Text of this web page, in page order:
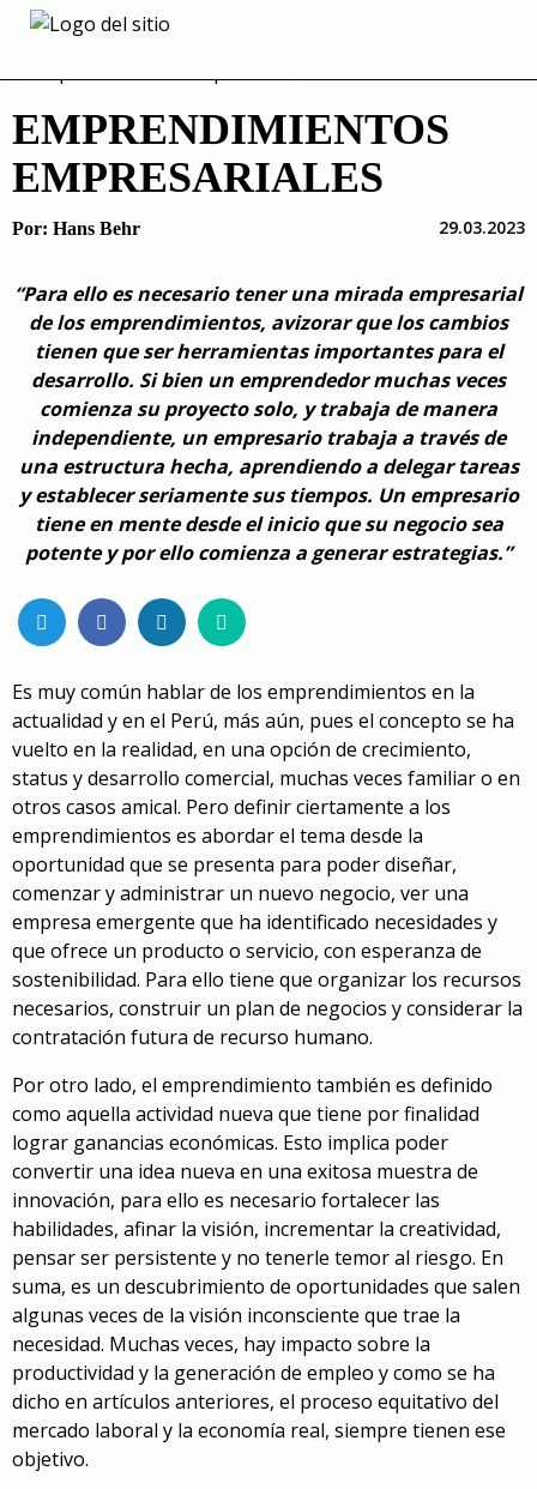
Skip
EMPRENDIMIENTOS
EMPRESARIALES
Por: Hans Behr 29.03.2023
“Para ello es necesario tener una mirada empresarial
de los emprendimientos, avizorar que los cambios
tienen que ser herramientas importantes para el
desarrollo. Si bien un emprendedor muchas veces
comienza su proyecto solo, y trabaja de manera
independiente, un empresario trabaja a través de
una estructura hecha, aprendiendo a delegar tareas
y establecer seriamente sus tiempos. Un empresario
tiene en mente desde el inicio que su negocio sea
potente y por ello comienza a generar estrategias.”
Es muy común hablar de los emprendimientos en la
actualidad y en el Perú, más aún, pues el concepto se ha
vuelto en la realidad, en una opción de crecimiento,
status y desarrollo comercial, muchas veces familiar o en
otros casos amical. Pero definir ciertamente a los
emprendimientos es abordar el tema desde la
oportunidad que se presenta para poder diseñar,
comenzar y administrar un nuevo negocio, ver una
empresa emergente que ha identificado necesidades y
que ofrece un producto o servicio, con esperanza de
sostenibilidad. Para ello tiene que organizar los recursos
necesarios, construir un plan de negocios y considerar la
contratación futura de recurso humano.
Por otro lado, el emprendimiento también es definido
como aquella actividad nueva que tiene por finalidad
lograr ganancias económicas. Esto implica poder
convertir una idea nueva en una exitosa muestra de
innovación, para ello es necesario fortalecer las
habilidades, afinar la visión, incrementar la creatividad,
pensar ser persistente y no tenerle temor al riesgo. En
suma, es un descubrimiento de oportunidades que salen
algunas veces de la visión inconsciente que trae la
necesidad. Muchas veces, hay impacto sobre la
productividad y la generación de empleo y como se ha
dicho en artículos anteriores, el proceso equitativo del
mercado laboral y la economía real, siempre tienen ese
objetivo.